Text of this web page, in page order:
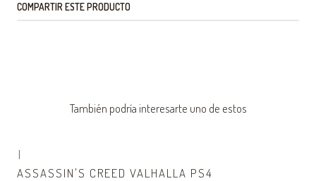
COMPARTIR ESTE PRODUCTO
También podría interesarte uno de estos
|
ASSASSIN'S CREED VALHALLA PS4